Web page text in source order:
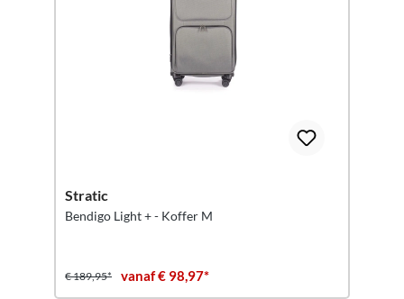
Stratic
Bendigo Light + - Koffer M
€ 189,95* vanaf € 98,97*